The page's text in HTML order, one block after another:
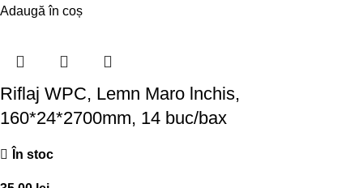
Adaugă în coș
Riflaj WPC, Lemn Maro lnchis,
160*24*2700mm, 14 buc/bax
În stoc